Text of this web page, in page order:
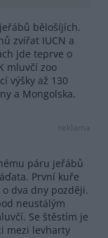
bělošíjích.
zvířat IUCN a
jde teprve o
mluvčí zoo
výšky až 130
a Mongolska.
reklama
páru jeřábů
První kuře
dva dny později.
neustálým
Se štěstím je
mezi levharty